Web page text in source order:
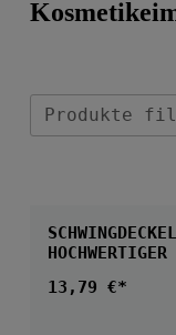
Produkte
Regulärer
13,79 €*